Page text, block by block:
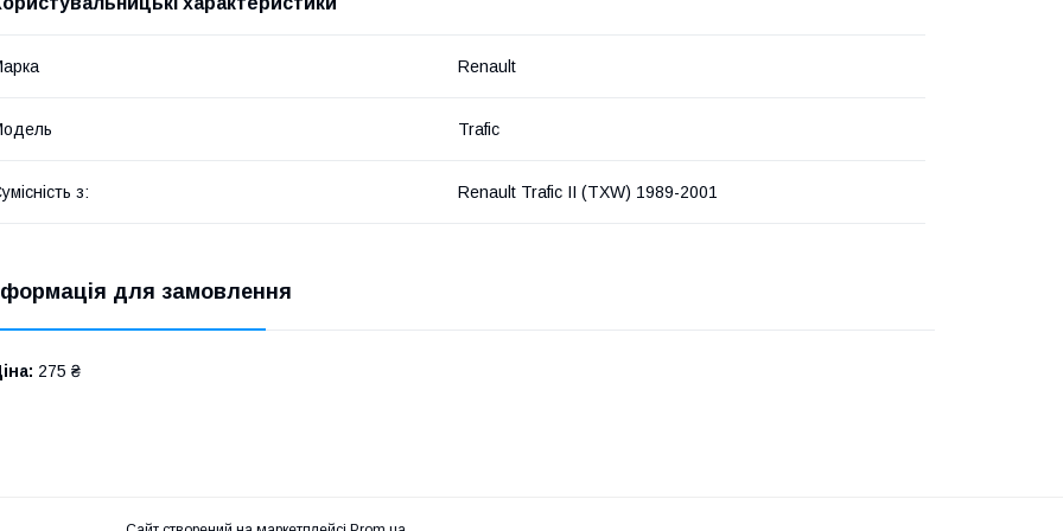
Renault
Trafic
з: Renault Trafic II (TXW) 1989-2001
для замовлення
275 ₴